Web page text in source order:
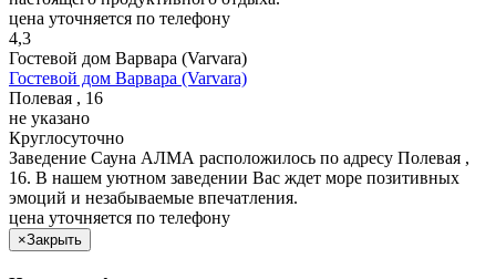
цена уточняется по телефону
4,3
Гостевой дом Варвара (Varvara)
Гостевой дом Варвара (Varvara)
Полевая , 16
не указано
Круглосуточно
Заведение Сауна АЛМА расположилось по адресу Полевая ,
16. В нашем уютном заведении Вас ждет море позитивных
эмоций и незабываемые впечатления.
цена уточняется по телефону
×Закрыть